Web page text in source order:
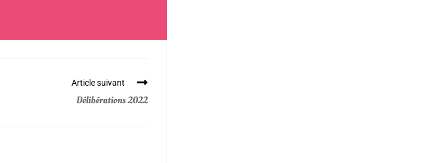
Article suivant
Délibérations 2022